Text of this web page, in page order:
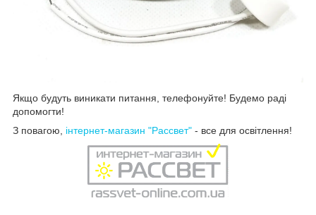
Якщо будуть виникати питання, телефонуйте! Будемо раді
допомогти!
З повагою, інтернет-магазин "Рассвет" - все для освітлення!